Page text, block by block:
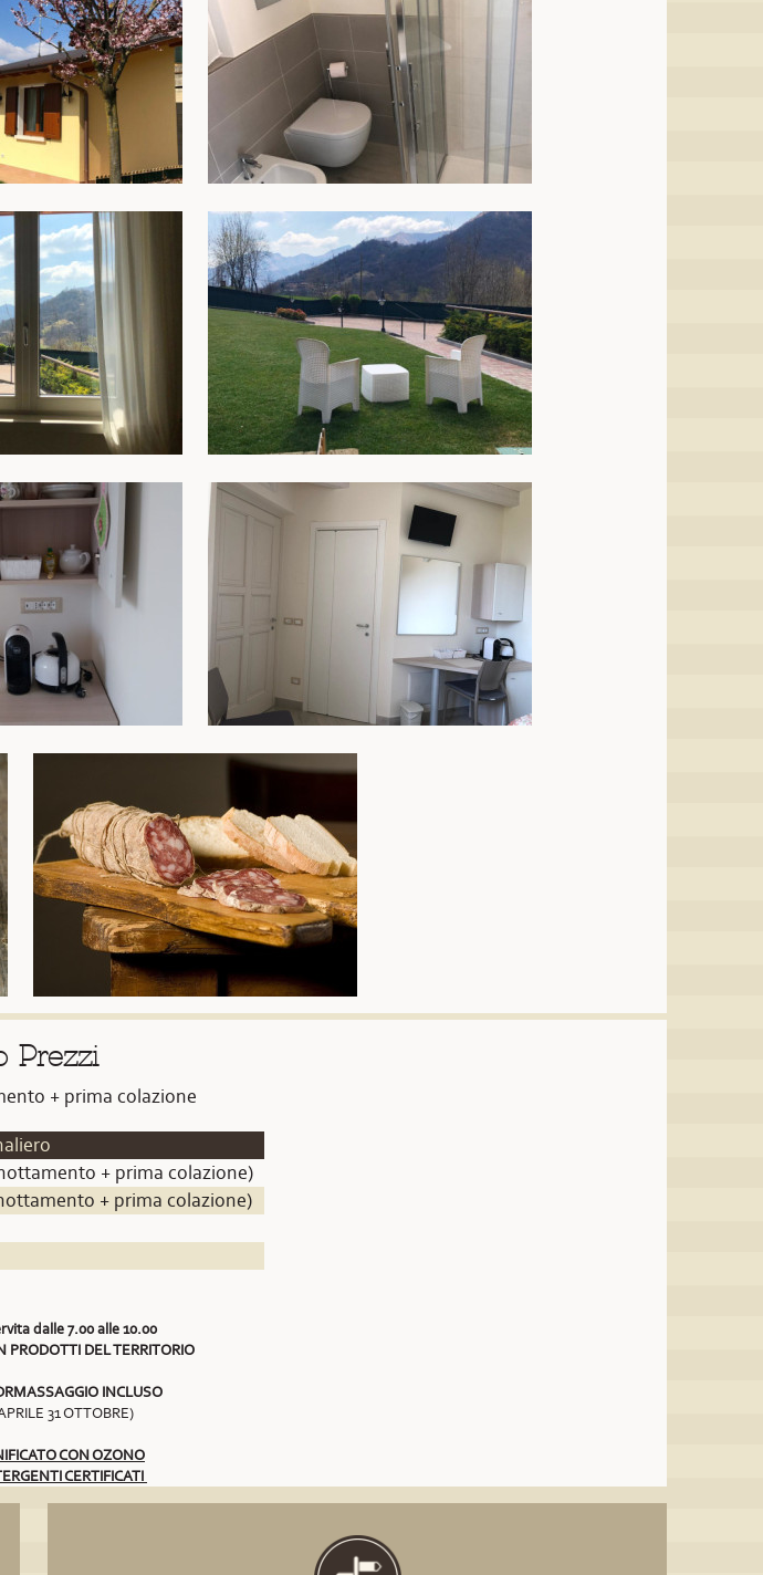
Prezzi
+ prima colazione
+ prima colazione)
+ prima colazione)
dalle 7.00 alle 10.00
PRODOTTI DEL TERRITORIO
INCLUSO
31 OTTOBRE)
CON OZONO
CERTIFICATI